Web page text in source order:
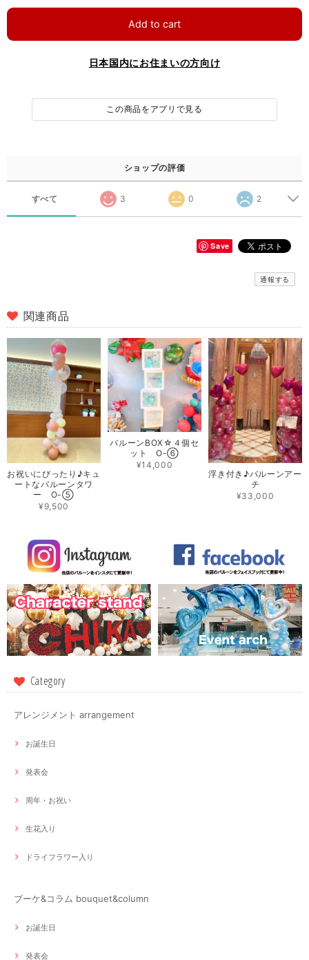
Add to cart
日本国内にお住まいの方向け
この商品をアプリで見る
ショップの評価
すべて 3 0 2
Save
通報する
関連商品
お祝いにぴったり♪キュ
ートなバルーンタワ
ー O-⑤
¥9,500
バルーンBOX☆４個セ
ット O-⑥
¥14,000
浮き付き♪バルーンアー
チ
¥33,000
Category
アレンジメント arrangement
お誕生日
発表会
周年・お祝い
生花入り
ドライフラワー入り
ブーケ&コラム bouquet&column
お誕生日
発表会